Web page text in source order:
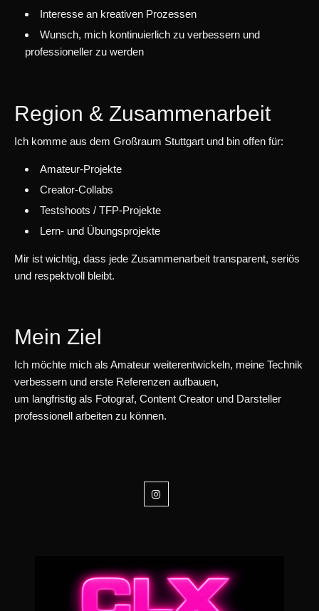
Interesse an kreativen Prozessen
Wunsch, mich kontinuierlich zu verbessern und
professioneller zu werden
Region & Zusammenarbeit
Ich komme aus dem Großraum Stuttgart und bin offen für:
Amateur‑Projekte
Creator‑Collabs
Testshoots / TFP-Projekte
Lern‑ und Übungsprojekte
Mir ist wichtig, dass jede Zusammenarbeit transparent, seriös
und respektvoll bleibt.
Mein Ziel
Ich möchte mich als Amateur weiterentwickeln, meine Technik
verbessern und erste Referenzen aufbauen,
um langfristig als Fotograf, Content Creator und Darsteller
professionell arbeiten zu können.